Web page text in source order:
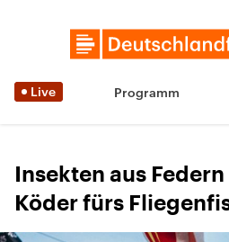
Live Programm
Insekten aus
Köder fürs